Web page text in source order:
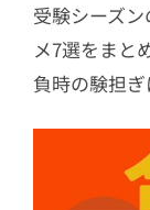
受験シーズ
メ7選をまと
負時の験担ぎ